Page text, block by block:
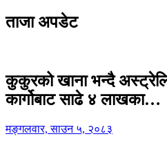
ताजा अपडेट
कुकुरको खाना भन्दै
कार्गोबाट साढे ४ लाखका…
मङ्गलवार, साउन ५, २०८३